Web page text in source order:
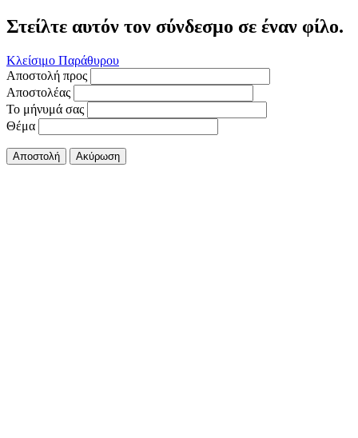
Στείλτε αυτόν τον σύνδεσμο σε έναν φίλο.
Κλείσιμο Παράθυρου
Αποστολή προς
Αποστολέας
Το μήνυμά σας
Θέμα
Αποστολή Ακύρωση